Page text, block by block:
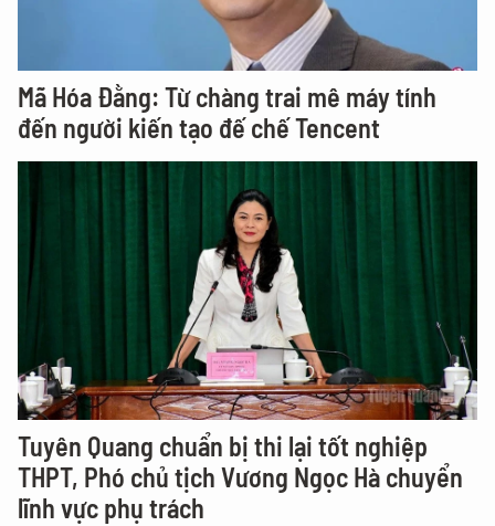
Mã Hóa Đằng: Từ chàng trai mê máy tính
đến người kiến tạo đế chế Tencent
Tuyên Quang chuẩn bị thi lại tốt nghiệp
THPT, Phó chủ tịch Vương Ngọc Hà chuyển
lĩnh vực phụ trách